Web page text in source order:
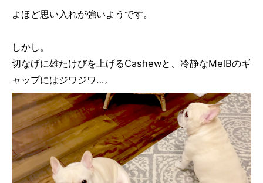
よほど思い入れが強いようです。
しかし。
切なげに雄たけびを上げるCashewと、冷静なMelBのギ
ャップにはジワジワ…。